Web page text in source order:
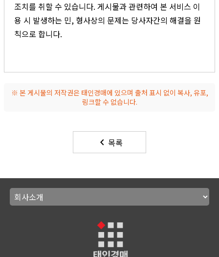
조치를 취할 수 있습니다. 게시물과 관련하여 본 서비스 이
용 시 발생하는 민, 형사상의 문제는 당사자간의 해결을 원
칙으로 합니다.
※ 본 게시물의 저작권은 태인경매에 있으며 출처 표시 없이 복사, 유포,
링크할 수 없습니다.
keyboard_arrow_left 목록